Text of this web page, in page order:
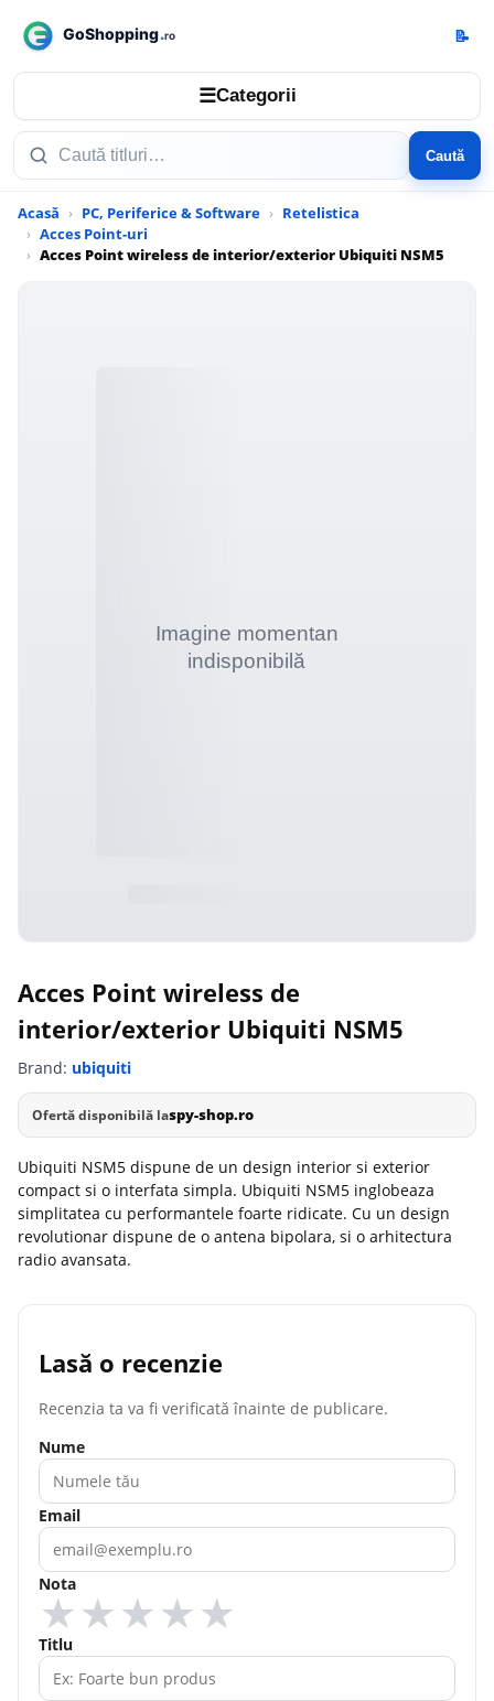
☰Categorii
Caută
📝
Acasă PC, Periferice & Software
Retelistica
Acces Point-uri
Acces Point wireless de interior/exterior Ubiquiti NSM5
Acces Point wireless de
interior/exterior Ubiquiti NSM5
Brand: ubiquiti
Ofertă disponibilă laspy-shop.ro
Ubiquiti NSM5 dispune de un design interior si exterior
compact si o interfata simpla. Ubiquiti NSM5 inglobeaza
simplitatea cu performantele foarte ridicate. Cu un design
revolutionar dispune de o antena bipolara, si o arhitectura
radio avansata.
Lasă o recenzie
Recenzia ta va fi verificată înainte de publicare.
Nume
Email
Nota
★
★
★
★
★
Titlu